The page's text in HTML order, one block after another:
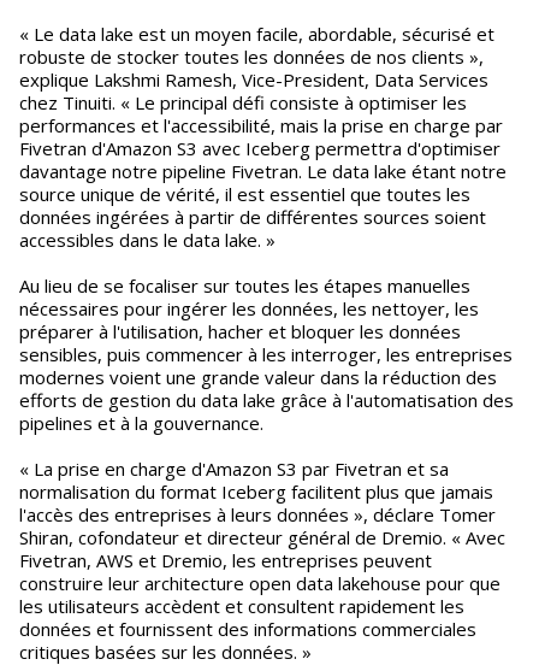
« Le data lake est un moyen facile, abordable, sécurisé et
robuste de stocker toutes les données de nos clients »,
explique Lakshmi Ramesh, Vice-President, Data Services
chez Tinuiti. « Le principal défi consiste à optimiser les
performances et l'accessibilité, mais la prise en charge par
Fivetran d'Amazon S3 avec Iceberg permettra d'optimiser
davantage notre pipeline Fivetran. Le data lake étant notre
source unique de vérité, il est essentiel que toutes les
données ingérées à partir de différentes sources soient
accessibles dans le data lake. »
Au lieu de se focaliser sur toutes les étapes manuelles
nécessaires pour ingérer les données, les nettoyer, les
préparer à l'utilisation, hacher et bloquer les données
sensibles, puis commencer à les interroger, les entreprises
modernes voient une grande valeur dans la réduction des
efforts de gestion du data lake grâce à l'automatisation des
pipelines et à la gouvernance.
« La prise en charge d'Amazon S3 par Fivetran et sa
normalisation du format Iceberg facilitent plus que jamais
l'accès des entreprises à leurs données », déclare Tomer
Shiran, cofondateur et directeur général de Dremio. « Avec
Fivetran, AWS et Dremio, les entreprises peuvent
construire leur architecture open data lakehouse pour que
les utilisateurs accèdent et consultent rapidement les
données et fournissent des informations commerciales
critiques basées sur les données. »